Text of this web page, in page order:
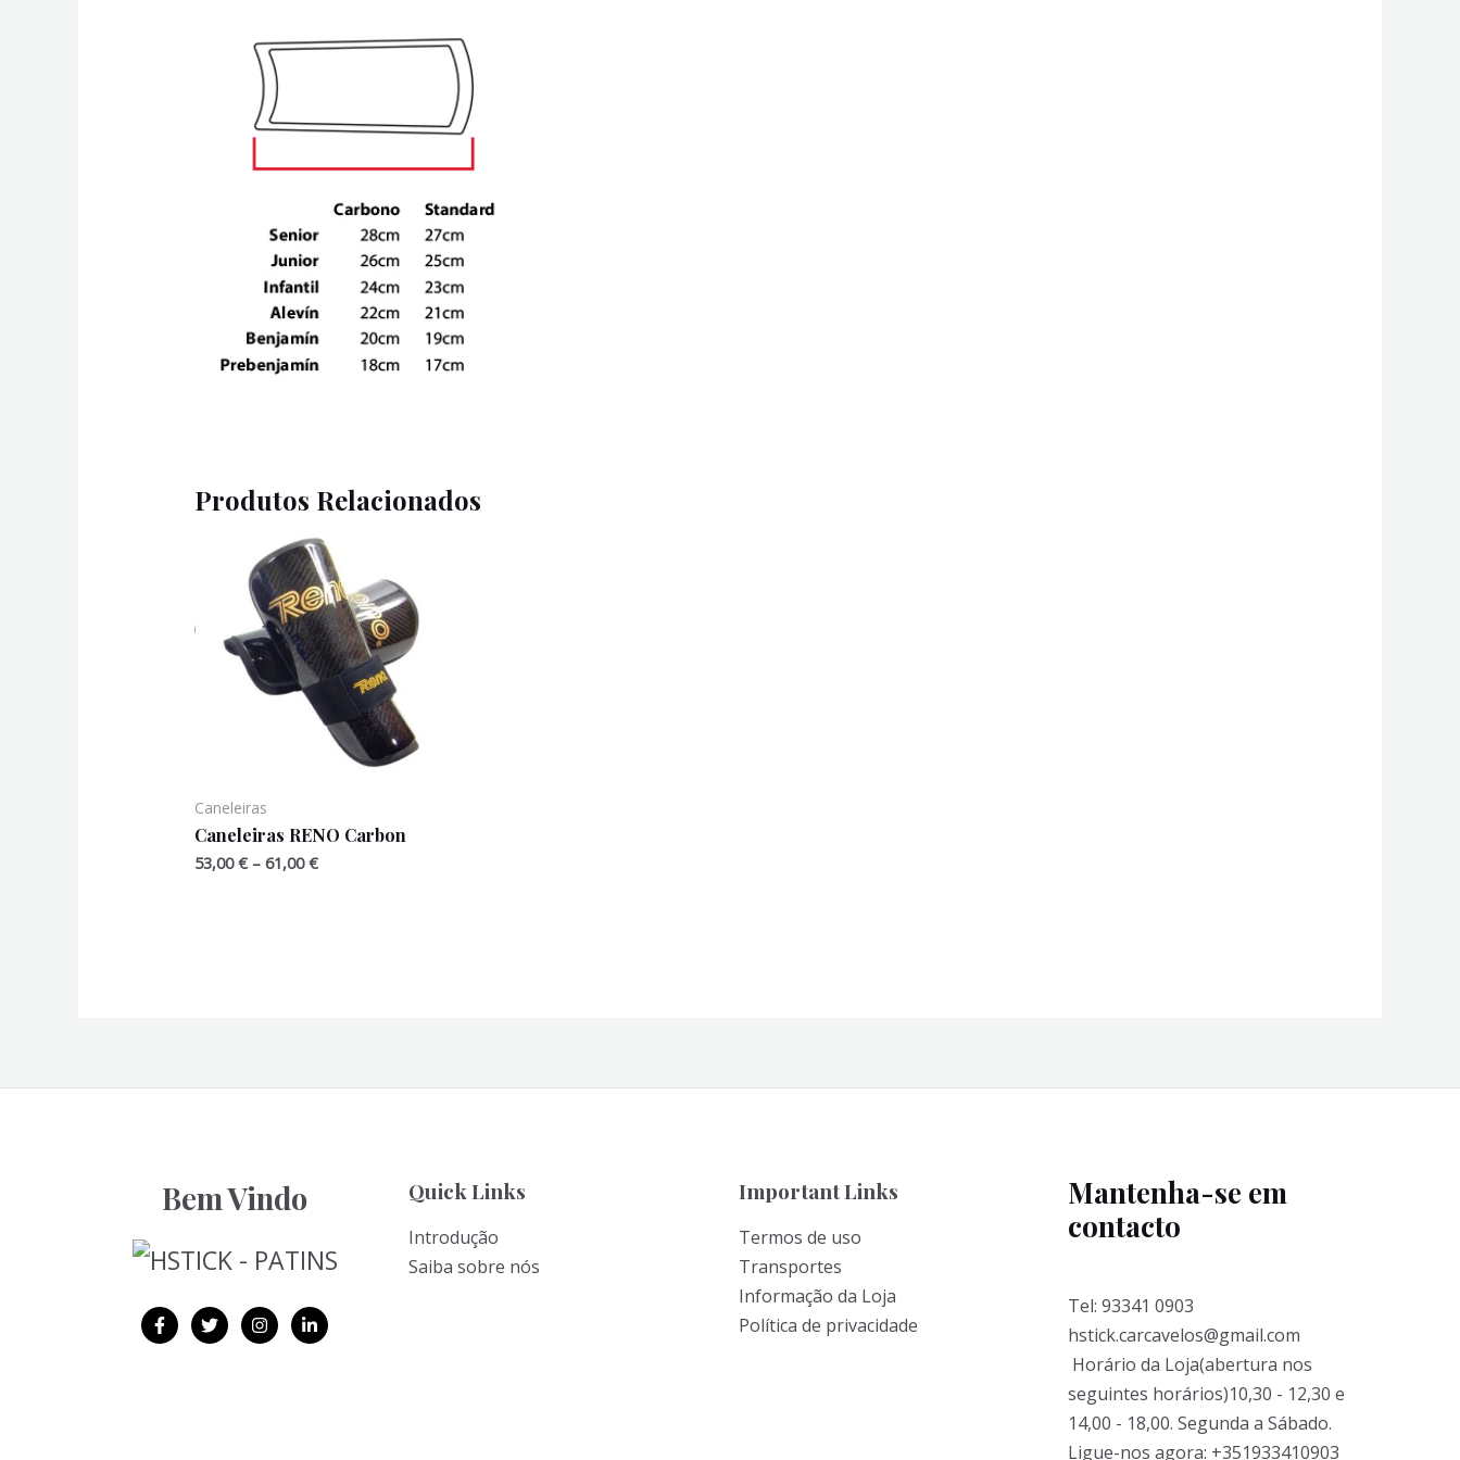
Produtos Relacionados
Caneleiras
Caneleiras RENO Carbon
53,00€ – 61,00€Price
Bem Vindo Quick Links
Introdução
Saiba sobre nós
Important Links
Termos de uso
Transportes
Informação da Loja
Política de privacidade
Mantenha-se em
contacto
Tel: 93341 0903
hstick.carcavelos@gmail.com
Horário da Loja(abertura nos
seguintes horários)10,30 - 12,30 e
14,00 - 18,00. Segunda a Sábado.
Ligue-nos agora: +351933410903